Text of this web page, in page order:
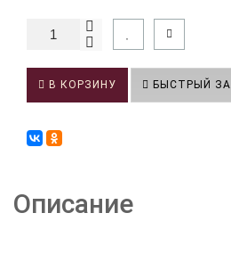
В КОРЗИНУ БЫСТРЫЙ
Описание